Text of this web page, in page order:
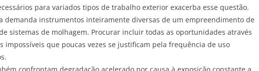
para variados tipos de trabalho exterior exacerba esse questão.
demanda instrumentos inteiramente diversas de um empreendimento de
sistemas de molhagem. Procurar incluir todas as oportunidades através
impossíveis que poucas vezes se justificam pela frequência de uso